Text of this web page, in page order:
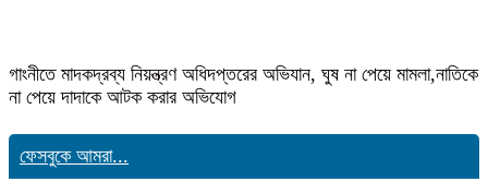
গাংনীতে মাদকদ্রব্য নিয়ন্ত্রণ অধিদপ্তরের অভিযান, ঘুষ না পেয়ে মামলা,নাতিকে
না পেয়ে দাদাকে আটক করার অভিযোগ
ফেসবুকে আমরা...